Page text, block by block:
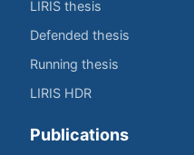
LIRIS thesis
Defended thesis
Running thesis
LIRIS HDR
Publications